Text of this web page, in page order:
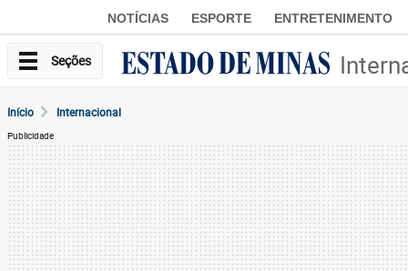
NOTÍCIAS ESPORTE ENTRETENIMENTO
Seções
Início Internacional
Publicidade